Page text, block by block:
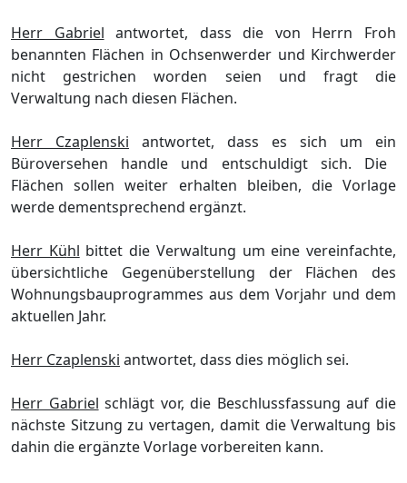
Herr Gabriel antwortet, dass die von Herrn Froh
benannten Flächen in Ochsenwerder und Kirchwerder
nicht gestrichen worden seien und fragt die
Verwaltung nach diesen Flächen.
Herr Czaplenski antwortet, dass es sich um ein
Büroversehen handle und entschuldigt sich. Die
Flächen sollen weiter erhalten bleiben, die Vorlage
werde dementsprechend ergänzt.
Herr Kühl bittet die Verwaltung um einevereinfachte,
übersichtliche Gegenüberstellung der Flächen des
Wohnungsbauprogrammes aus dem Vorjahr und dem
aktuellen Jahr.
Herr Czaplenski antwortet, dass dies möglich sei.
Herr Gabriel schlägt vor, die Beschlussfassung auf die
nächste Sitzung zu vertagen, damit die Verwaltung bis
dahin die ergänzte Vorlage vorbereiten kann.